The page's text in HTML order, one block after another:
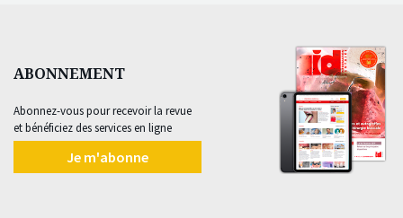
ABONNEMENT
Abonnez-vous pour recevoir la revue
et bénéficiez des services en ligne
Je m'abonne